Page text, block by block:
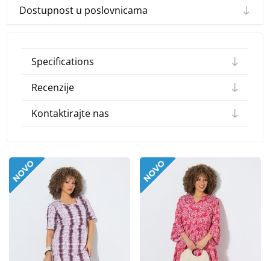
Dostupnost u poslovnicama
Specifications
Recenzije
Kontaktirajte nas